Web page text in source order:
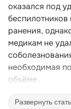
оказался под
ранения,
медикам не
необходимая
объёме.
Развернуть